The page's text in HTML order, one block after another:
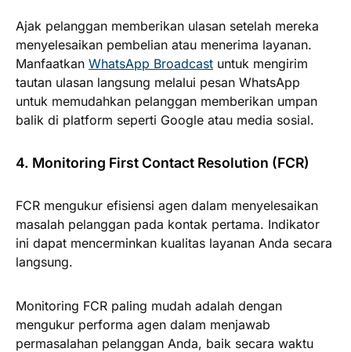
Ajak pelanggan memberikan ulasan setelah mereka
menyelesaikan pembelian atau menerima layanan.
Manfaatkan WhatsApp Broadcast untuk mengirim
tautan ulasan langsung melalui pesan WhatsApp
untuk memudahkan pelanggan memberikan umpan
balik di platform seperti Google atau media sosial.
4. Monitoring First Contact Resolution (FCR)
FCR mengukur efisiensi agen dalam menyelesaikan
masalah pelanggan pada kontak pertama. Indikator
ini dapat mencerminkan kualitas layanan Anda secara
langsung.
Monitoring FCR paling mudah adalah dengan
mengukur performa agen dalam menjawab
permasalahan pelanggan Anda, baik secara waktu